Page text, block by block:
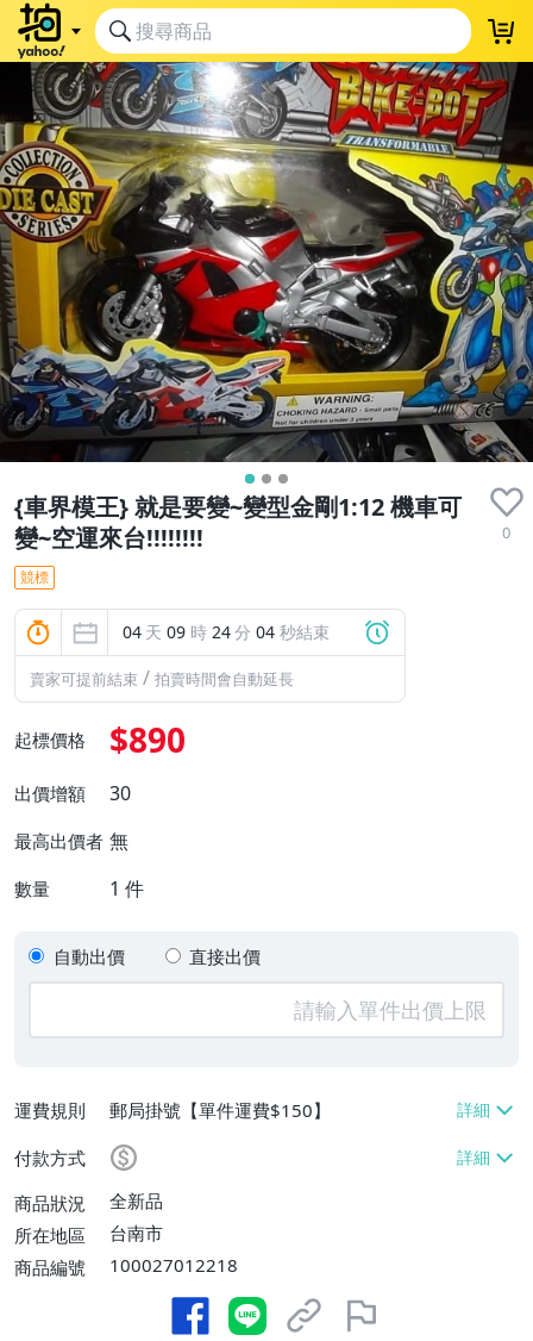
{車界模王} 就是要變~變型金剛1:12 機車可
變~空運來台!!!!!!!!
0
競標
04 天 09 時 24分 03 秒結束
賣家可提前結束 / 拍賣時間會自動延長
起標價格 $890
出價增額 30
最高出價者 無
數量 1 件
自動出價 直接出價
運費規則
郵局掛號【單件運費$150】
付款方式
商品狀況
全新品
所在地區
台南市
商品編號
100027012218